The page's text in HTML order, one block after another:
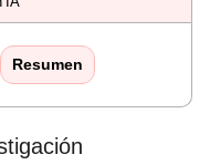
Resumen